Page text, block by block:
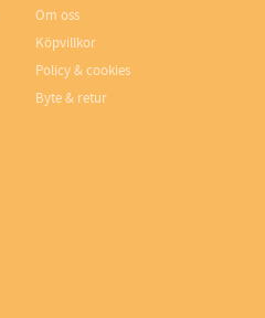
Om oss
Köpvillkor
Policy & cookies
Byte & retur